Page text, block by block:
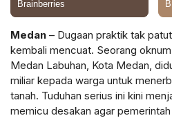
Medan – Dugaan praktik tak
kembali mencuat. Seorang
Medan Labuhan, Kota Medan,
miliar kepada warga untuk
tanah. Tuduhan serius ini kini
memicu desakan agar